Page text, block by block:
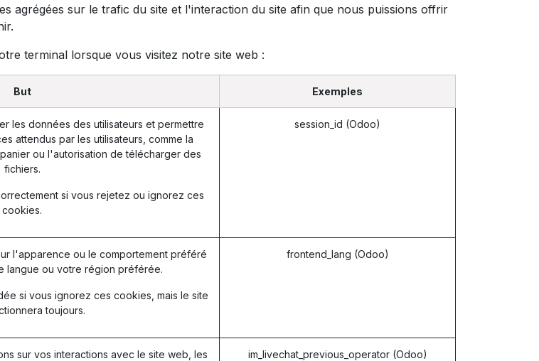
agrégées sur le trafic du site et l'interaction du site afin que nous puissions offrir
terminal lorsque vous visitez notre site web :
But Exemples
les données des utilisateurs et permettre
attendus par les utilisateurs, comme la
ou l'autorisation de télécharger des
fichiers.
si vous rejetez ou ignorez ces
cookies.
session_id (Odoo)
l'apparence ou le comportement préféré
langue ou votre région préférée.
si vous ignorez ces cookies, mais le site
toujours.
frontend_lang (Odoo)
sur vos interactions avec le site web, les
im_livechat_previous_operator (Odoo)